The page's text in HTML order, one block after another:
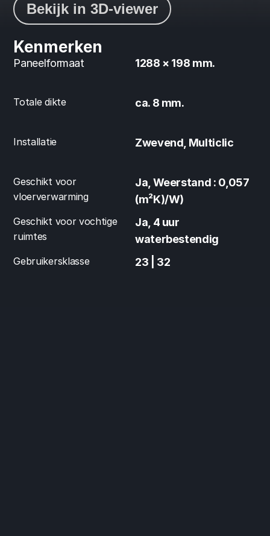
Bekijk in 3D-viewer
Kenmerken
Paneelformaat 1288 × 198 mm.
Totale dikte ca. 8 mm.
Installatie Zwevend, Multiclic
Geschikt voor
vloerverwarming
Ja, Weerstand : 0,057
(m²K)/W)
Geschikt voor vochtige
ruimtes
Ja, 4 uur
waterbestendig
Gebruikersklasse 23 | 32